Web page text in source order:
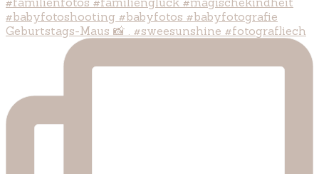
Geburtstags-Maus 📸 . #sweesunshine #fotografliech